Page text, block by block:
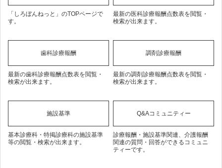
「しろぼんねっと」のTOPページで
す。
最新の医科診療報酬点数表を閲覧・
検索が出来ます。
歯科診療報酬
最新の歯科診療報酬点数表を閲覧・
検索が出来ます。
調剤診療報酬
最新の調剤診療報酬点数表を閲覧・
検索が出来ます。
施設基準
基本診療科・特掲診療科の施設基準
等の閲覧・検索が出来ます。
Q&Aコミュニティー
診療報酬・施設基準関連、介護報酬
関連の質問・回答ができるコミュニ
ティーです。